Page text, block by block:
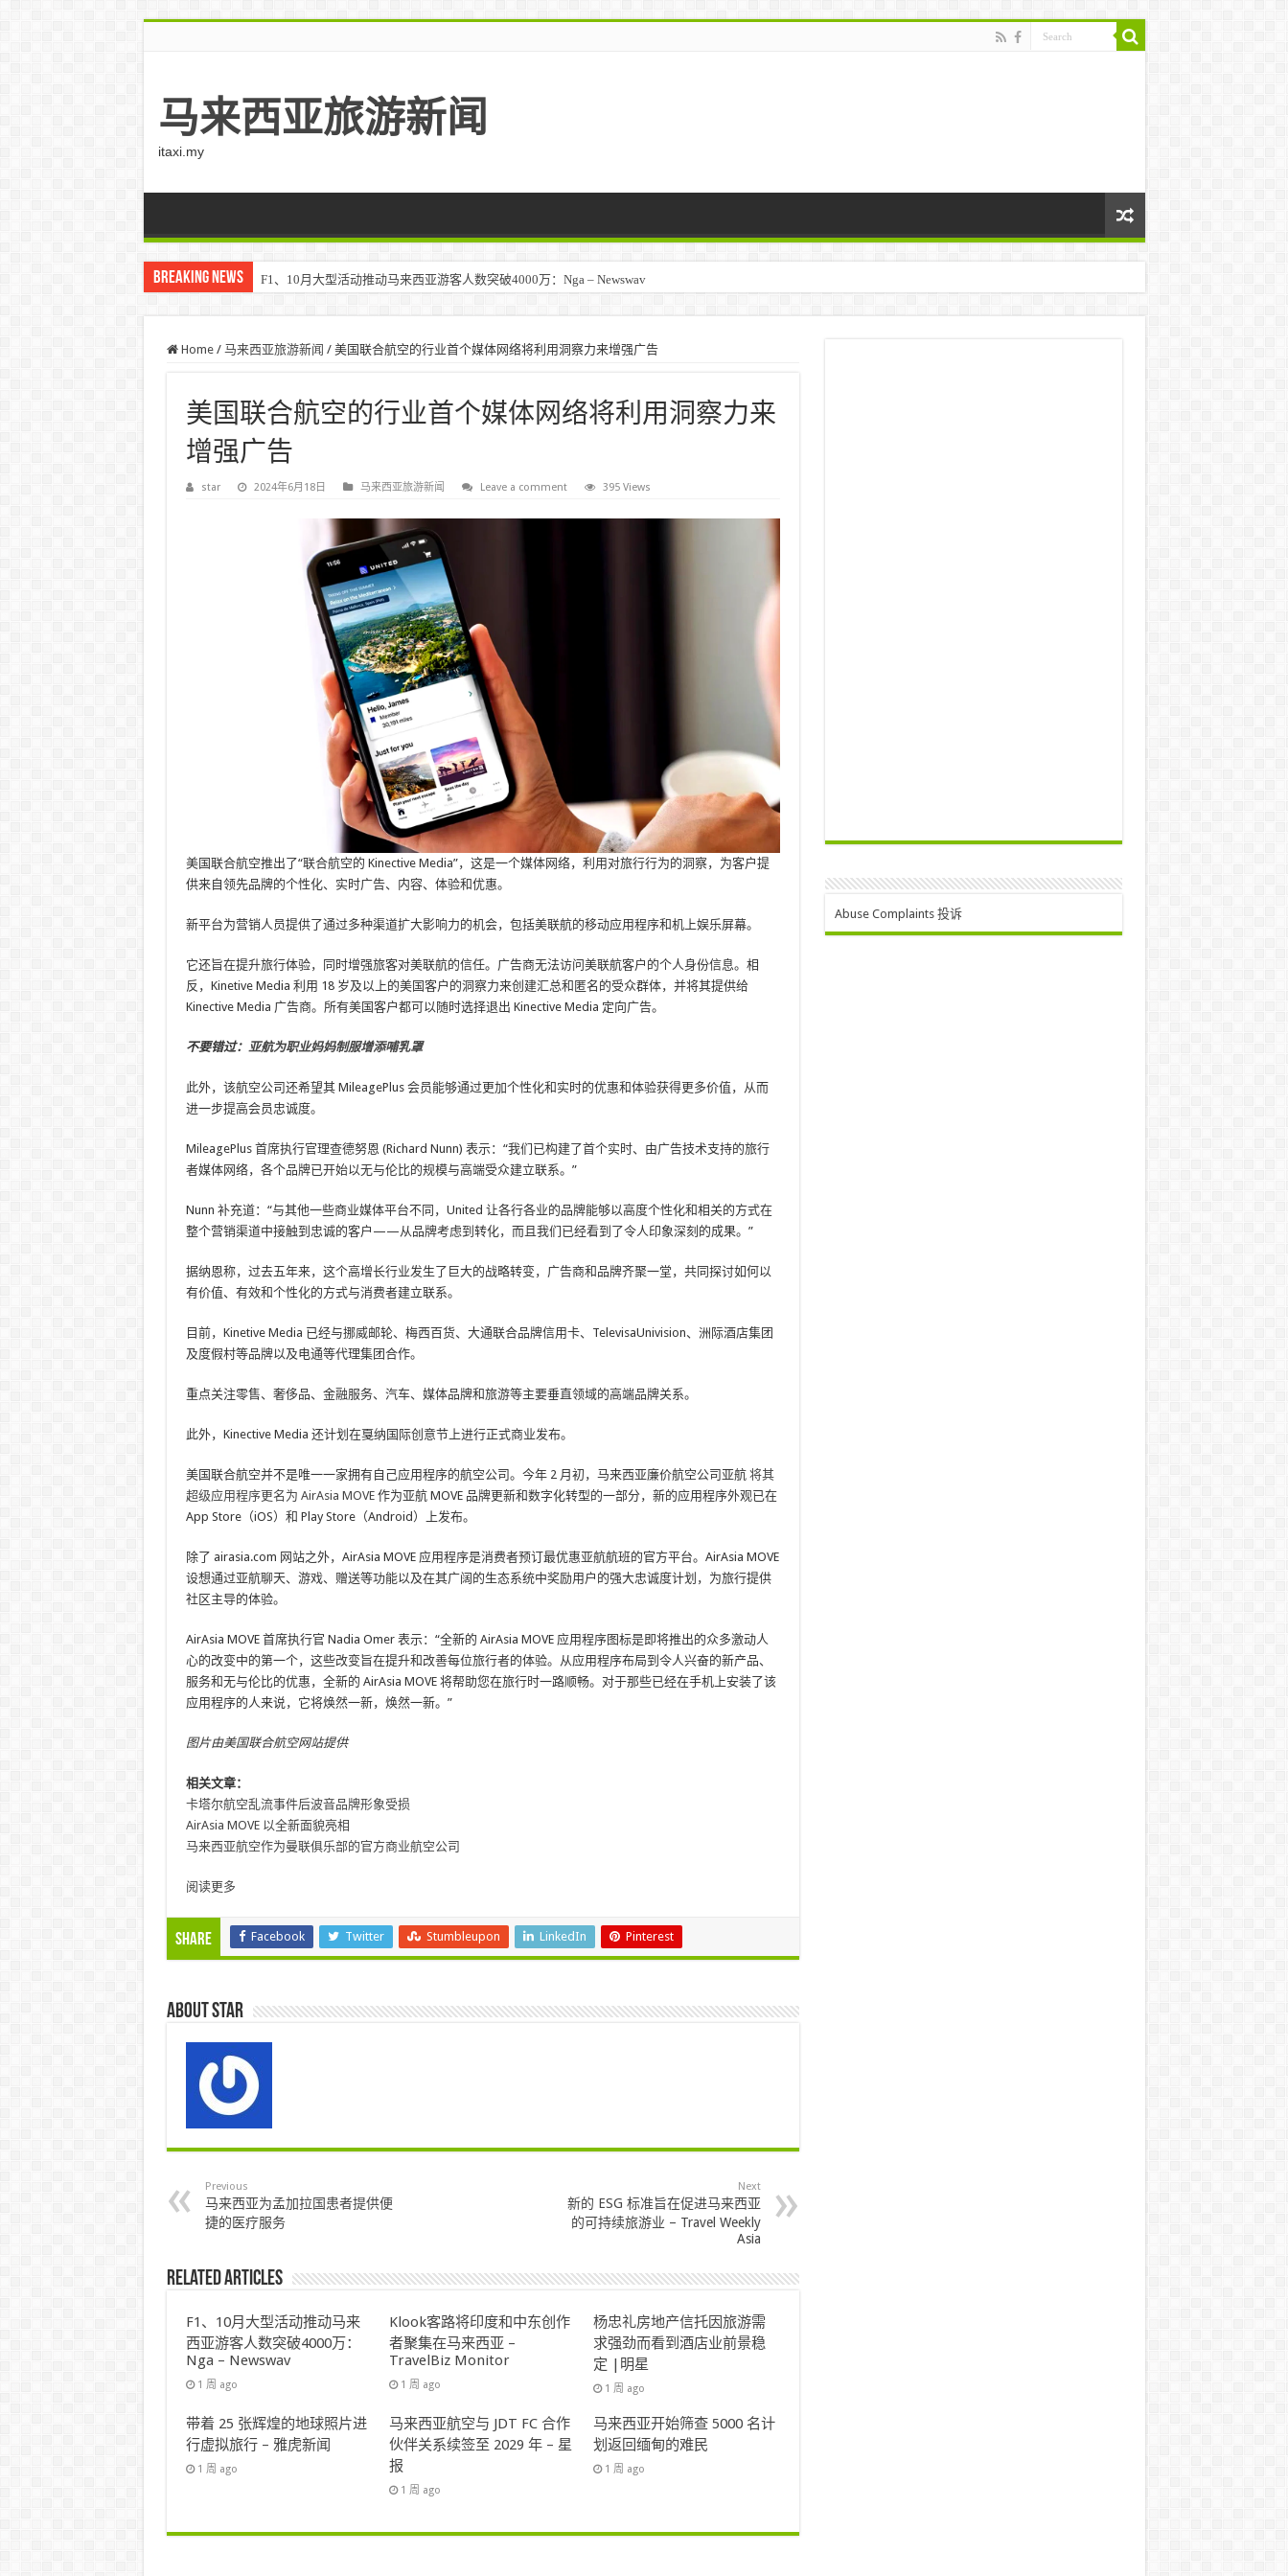
马来西亚旅游新闻
itaxi.my
Breaking News F1、10月大型活动推动马来西亚游客人数突破4000万：Nga – Newswav
Klook客路将印度和中东创作者聚集在马来西亚 – TravelBiz Monitor
Home / 马来西亚旅游新闻 / 美国联合航空的行业首个媒体网络将利用洞察力来增强广告
美国联合航空的行业首个媒体网络将利用洞察力来
增强广告
star 2024年6月18日 马来西亚旅游新闻 Leave a comment 395 Views
美国联合航空推出了“联合航空的 Kinective Media”，这是一个媒体网络，利用对旅行行为的洞察，为客户提
供来自领先品牌的个性化、实时广告、内容、体验和优惠。
新平台为营销人员提供了通过多种渠道扩大影响力的机会，包括美联航的移动应用程序和机上娱乐屏幕。
它还旨在提升旅行体验，同时增强旅客对美联航的信任。广告商无法访问美联航客户的个人身份信息。相
反，Kinetive Media 利用 18 岁及以上的美国客户的洞察力来创建汇总和匿名的受众群体，并将其提供给
Kinective Media 广告商。所有美国客户都可以随时选择退出 Kinective Media 定向广告。
不要错过： 亚航为职业妈妈制服增添哺乳罩
此外，该航空公司还希望其 MileagePlus 会员能够通过更加个性化和实时的优惠和体验获得更多价值，从而
进一步提高会员忠诚度。
MileagePlus 首席执行官理查德努恩 (Richard Nunn) 表示：“我们已构建了首个实时、由广告技术支持的旅行
者媒体网络，各个品牌已开始以无与伦比的规模与高端受众建立联系。”
Nunn 补充道：“与其他一些商业媒体平台不同，United 让各行各业的品牌能够以高度个性化和相关的方式在
整个营销渠道中接触到忠诚的客户——从品牌考虑到转化，而且我们已经看到了令人印象深刻的成果。”
据纳恩称，过去五年来，这个高增长行业发生了巨大的战略转变，广告商和品牌齐聚一堂，共同探讨如何以
有价值、有效和个性化的方式与消费者建立联系。
目前，Kinetive Media 已经与挪威邮轮、梅西百货、大通联合品牌信用卡、TelevisaUnivision、洲际酒店集团
及度假村等品牌以及电通等代理集团合作。
重点关注零售、奢侈品、金融服务、汽车、媒体品牌和旅游等主要垂直领域的高端品牌关系。
此外，Kinective Media 还计划在戛纳国际创意节上进行正式商业发布。
美国联合航空并不是唯一一家拥有自己应用程序的航空公司。今年 2 月初，马来西亚廉价航空公司亚航 将其
超级应用程序更名为 AirAsia MOVE作为亚航 MOVE 品牌更新和数字化转型的一部分，新的应用程序外观已在
App Store（iOS）和 Play Store（Android）上发布。
除了 airasia.com 网站之外，AirAsia MOVE 应用程序是消费者预订最优惠亚航航班的官方平台。AirAsia MOVE
设想通过亚航聊天、游戏、赠送等功能以及在其广阔的生态系统中奖励用户的强大忠诚度计划，为旅行提供
社区主导的体验。
AirAsia MOVE 首席执行官 Nadia Omer 表示：“全新的 AirAsia MOVE 应用程序图标是即将推出的众多激动人
心的改变中的第一个，这些改变旨在提升和改善每位旅行者的体验。从应用程序布局到令人兴奋的新产品、
服务和无与伦比的优惠，全新的 AirAsia MOVE 将帮助您在旅行时一路顺畅。对于那些已经在手机上安装了该
应用程序的人来说，它将焕然一新，焕然一新。”
图片由美国联合航空网站提供
相关文章：
卡塔尔航空乱流事件后波音品牌形象受损
AirAsia MOVE 以全新面貌亮相
马来西亚航空作为曼联俱乐部的官方商业航空公司
阅读更多
Share Facebook Twitter Stumbleupon LinkedIn Pinterest
About star
Previous
马来西亚为孟加拉国患者提供便
捷的医疗服务
Next
新的 ESG 标准旨在促进马来西亚
的可持续旅游业 – Travel Weekly
Asia
Related Articles
F1、10月大型活动推动马来
西亚游客人数突破4000万：
Nga – Newswav
1 周 ago
Klook客路将印度和中东创作
者聚集在马来西亚 –
TravelBiz Monitor
1 周 ago
杨忠礼房地产信托因旅游需
求强劲而看到酒店业前景稳
定 |明星
1 周 ago
带着 25 张辉煌的地球照片进
行虚拟旅行 – 雅虎新闻
1 周 ago
马来西亚航空与 JDT FC 合作
伙伴关系续签至 2029 年 – 星
报
1 周 ago
马来西亚开始筛查 5000 名计
划返回缅甸的难民
1 周 ago
Abuse Complaints 投诉